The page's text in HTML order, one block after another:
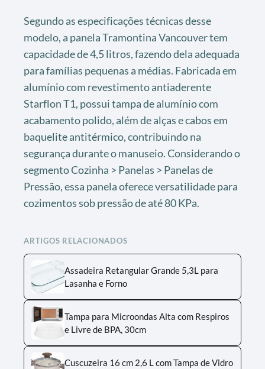
Segundo as especificações técnicas desse
modelo, a panela Tramontina Vancouver tem
capacidade de 4,5 litros, fazendo dela adequada
para famílias pequenas a médias. Fabricada em
alumínio com revestimento antiaderente
Starflon T1, possui tampa de alumínio com
acabamento polido, além de alças e cabos em
baquelite antitérmico, contribuindo na
segurança durante o manuseio. Considerando o
segmento Cozinha > Panelas > Panelas de
Pressão, essa panela oferece versatilidade para
cozimentos sob pressão de até 80 KPa.
ARTIGOS RELACIONADOS
Assadeira Retangular Grande 5,3L para
Lasanha e Forno
Tampa para Microondas Alta com Respiros
e Livre de BPA, 30cm
Cuscuzeira 16 cm 2,6 L com Tampa de Vidro